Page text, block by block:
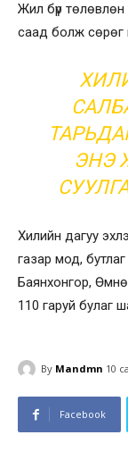
Жил бүр төлөвлөн
саад болж сөрөг
ЭНЭ
Хилийн дагуу
газар мод,
Баянхонгор,
110 гаруй булаг
By Mandmn 10
Facebook